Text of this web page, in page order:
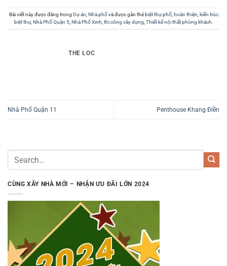
Bài viết này được đăng trong Dự án Nhà phốvà được gắn thẻ biệt thự phố, hoàn thiện kiến trúc
biệt thự, Nhà Phố Quận 5, Nhà Phố Xinh thi công xây dựng Thiết kế nội thất phòng khách
THE LOC
Nhà Phố Quận 11 Penthouse Khang Điền
CÙNG XÂY NHÀ MỚI – NHẬN ƯU ĐÃI LỚN 2024